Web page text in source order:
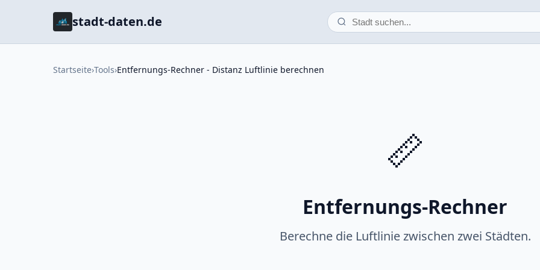
stadt-daten.de
Startseite›Tools›Entfernungs-Rechner - Distanz Luftlinie berechnen
📏
Entfernungs-Rechner
Berechne die Luftlinie zwischen zwei Städten.